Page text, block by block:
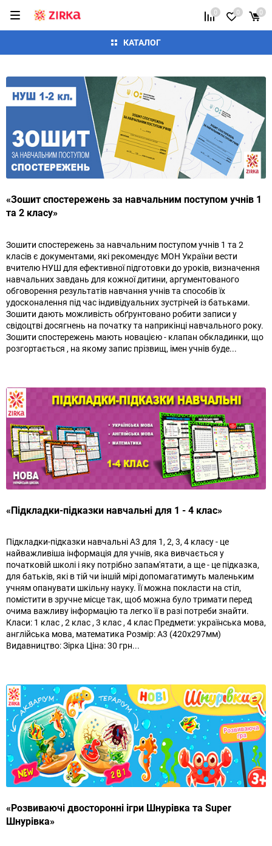
КАТАЛОГ
0 0 0
«Зошит спостережень за навчальним поступом учнів 1
та 2 класу»
Зошити спостережень за навчальним поступом учнів 1 та 2
класів є документами, які рекомендує МОН України вести
вчителю НУШ для ефективної підготовки до уроків, визначення
навчальних завдань для кожної дитини, аргументованого
обговорення результатів навчання учнів та способів їх
удосконалення під час індивідуальних зустрічей із батьками.
Зошити дають можливість обґрунтовано робити записи у
свідоцтві досягнень на початку та наприкінці навчального року.
Зошити спостережень мають новацією - клапан обкладинки, що
розгортається , на якому запис прізвищ, імен учнів буде...
«Підкладки-підказки навчальні для 1 - 4 клас»
Підкладки-підказки навчальні А3 для 1, 2, 3, 4 класу - це
найважливіша інформація для учнів, яка вивчається у
початковій школі і яку потрібно запам'ятати, а ще - це підказка,
для батьків, які в тій чи іншій мірі допомагатимуть маленьким
учням опанувати шкільну науку. Її можна покласти на стіл,
помістити в зручне місце так, щоб можна було тримати перед
очима важливу інформацію та легко її в разі потреби знайти.
Класи: 1 клас , 2 клас , 3 клас , 4 клас Предмети: українська мова,
англійська мова, математика Розмір: А3 (420х297мм)
Видавництво: Зірка Ціна: 30 грн...
«Розвиваючі двосторонні ігри Шнурівка та Super
Шнурівка»